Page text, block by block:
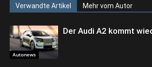
Verwandte Artikel Mehr vom Autor
Autonews
Der Audi A2 kommt